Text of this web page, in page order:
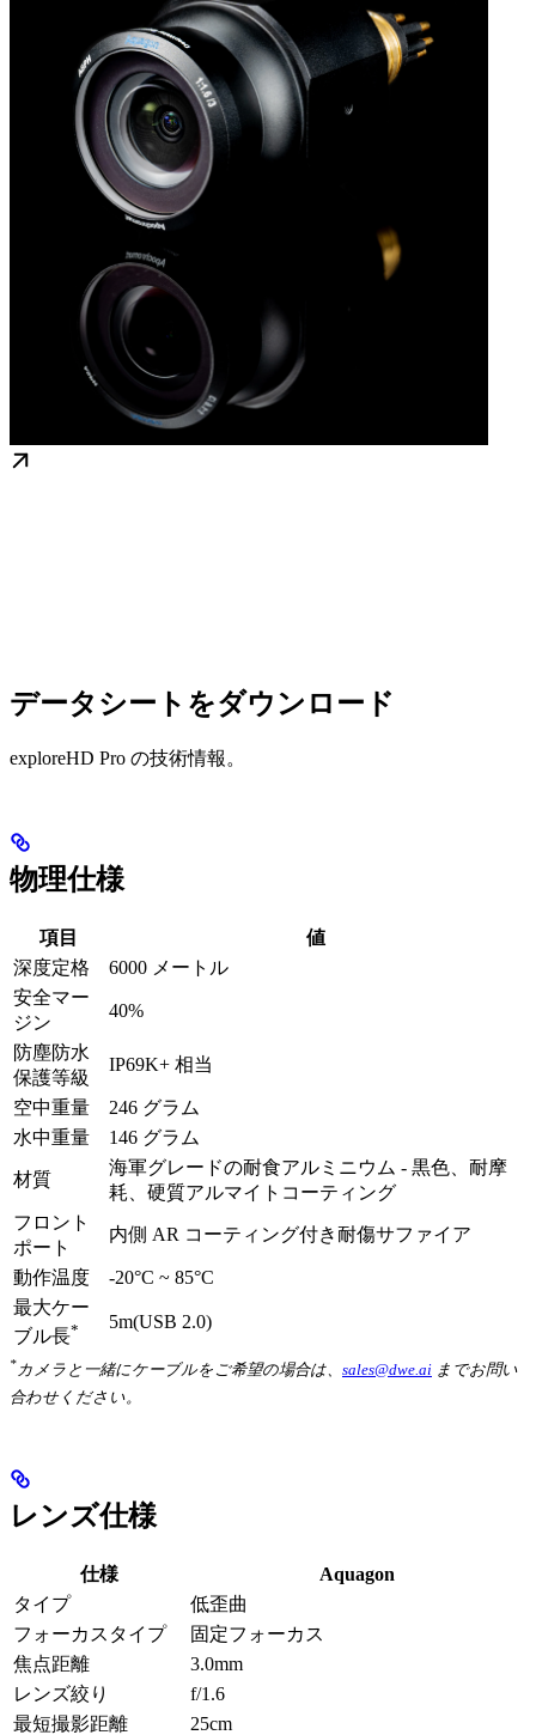
データシートをダウンロード
exploreHD Pro の技術情報。
物理仕様
項目
値
深度定格
6000 メートル
安全マー
ジン
40%
防塵防水
保護等級
IP69K+ 相当
空中重量
246 グラム
水中重量
146 グラム
材質
海軍グレードの耐食アルミニウム - 黒色、耐摩
耗、硬質アルマイトコーティング
フロント
ポート
内側 AR コーティング付き耐傷サファイア
動作温度
-20°C ~ 85°C
最大ケー
ブル長* 5m(USB 2.0)
* カメラと一緒にケーブルをご希望の場合は、 sales@dwe.ai までお問い
合わせください。
レンズ仕様
仕様
Aquagon
タイプ
低歪曲
フォーカスタイプ
固定フォーカス
焦点距離
3.0mm
レンズ絞り
f/1.6
最短撮影距離
25cm